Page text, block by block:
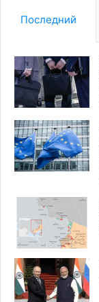
Последний